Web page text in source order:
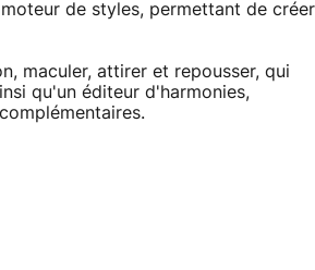
de styles, permettant de créer
maculer, attirer et repousser, qui
qu'un éditeur d'harmonies,